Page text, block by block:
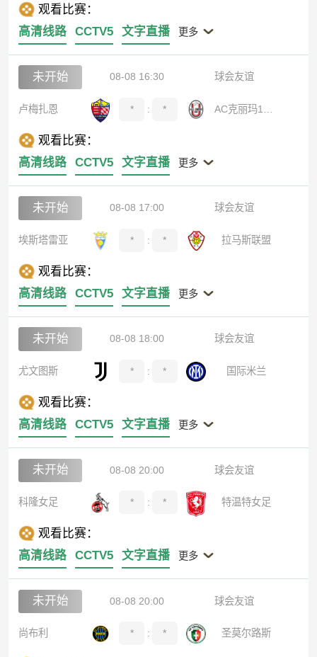
观看比赛：
高清线路
CCTV5 文字直播 更多
未开始 08-08 16:30 球会友谊
卢梅扎恩 * : *
观看比赛：
高清线路
CCTV5 文字直播 更多
未开始 08-08 17:00 球会友谊
埃斯塔雷亚 * : * 拉马斯联盟
观看比赛：
高清线路
CCTV5 文字直播 更多
未开始 08-08 18:00 球会友谊
尤文图斯 * : * 国际米兰
观看比赛：
高清线路
CCTV5 文字直播 更多
未开始 08-08 20:00 球会友谊
科隆女足 * : * 特温特女足
观看比赛：
高清线路
CCTV5 文字直播 更多
未开始 08-08 20:00 球会友谊
尚布利 * : * 圣莫尔路斯